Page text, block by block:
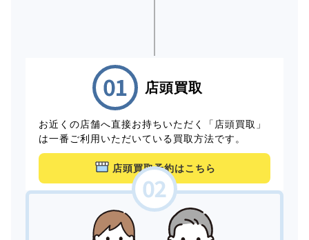
店頭買取
お近くの店舗へ直接お持ちいただく「店頭買取」
は一番ご利用いただいている買取方法です。
店頭買取予約はこちら